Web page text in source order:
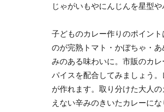
じゃがいもやにんじんを星型
子どものカレー作りのポイン
のが完熟トマト・かぼちゃ・
みのある味わいに。市販のカ
パイスを配合してみましょう
が作れます。取り分けた大人
えない辛みのきいたカレーにな